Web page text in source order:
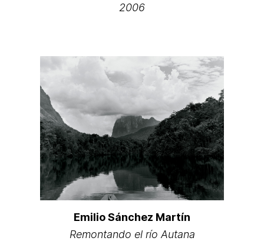
2006
Emilio Sánchez Martín
Remontando el río Autana